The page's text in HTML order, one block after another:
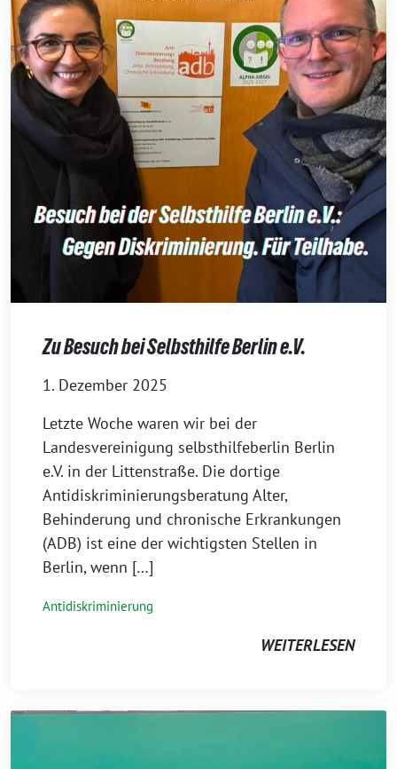
Zu Besuch bei Selbsthilfe Berlin e.V.
1. Dezember 2025
Letzte Woche waren wir bei der
Landesvereinigung selbsthilfeberlin Berlin
e.V. in der Littenstraße. Die dortige
Antidiskriminierungsberatung Alter,
Behinderung und chronische Erkrankungen
(ADB) ist eine der wichtigsten Stellen in
Berlin, wenn […]
Antidiskriminierung
WEITERLESEN